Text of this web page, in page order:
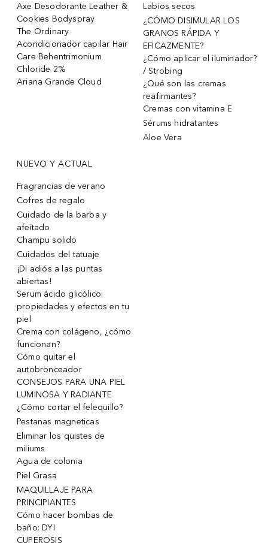
Axe Desodorante Leather &
Cookies Bodyspray
The Ordinary
Acondicionador capilar Hair
Care Behentrimonium
Chloride 2%
Ariana Grande Cloud
Labios secos
¿CÓMO DISIMULAR LOS
GRANOS RÁPIDA Y
EFICAZMENTE?
¿Cómo aplicar el iluminador?
/ Strobing
¿Qué son las cremas
reafirmantes?
Cremas con vitamina E
Sérums hidratantes
Aloe Vera
NUEVO Y ACTUAL
Fragrancias de verano
Cofres de regalo
Cuidado de la barba y
afeitado
Champu solido
Cuidados del tatuaje
¡Di adiós a las puntas
abiertas!
Serum ácido glicólico:
propiedades y efectos en tu
piel
Crema con colágeno, ¿cómo
funcionan?
Cómo quitar el
autobronceador
CONSEJOS PARA UNA PIEL
LUMINOSA Y RADIANTE
¿Cómo cortar el felequillo?
Pestanas magneticas
Eliminar los quistes de
miliums
Agua de colonia
Piel Grasa
MAQUILLAJE PARA
PRINCIPIANTES
Cómo hacer bombas de
baño: DYI
CUPEROSIS